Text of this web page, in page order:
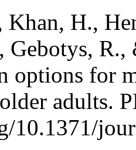
H.,
Gebotys,
options for
adults.
10.1371/